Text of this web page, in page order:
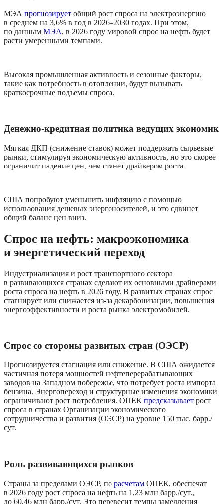
МЭА прогнозирует общий рост спроса на электроэнергию
в среднем на 3,6% в год в 2026–2030 годах. При этом,
по данным МЭА, в 2026 году мировой спрос на нефть будет
расти умеренными темпами.
Высокая промышленная активность и сезонные факторы,
такие как потребность в отоплении, будут вызывать
краткосрочные подъемы спроса.
Денежно-кредитная политика ведущих экономик
Мягкая ДКП (снижение ставок) может поддержать сырьевые
рынки, стимулируя экономическую активность, но это скорее
ограничит падение цен, чем станет драйвером роста.
США попробуют уменьшить инфляцию с помощью
использования дешевых энергоносителей, и это сдвинет
общий баланс цен вниз.
Спрос на нефть: макроэкономика
и энергетический переход
Индустриализация и рост транспортного сектора
в развивающихся странах сделают их основными драйверами
роста спроса на нефть в 2026 году. В развитых странах спрос
стагнирует или снижается из-за декарбонизации, повышения
энергоэффективности и роста рынка электромобилей.
Спрос со стороны развитых стран (ОЭСР)
Прогнозируется стагнация или снижение. В США ожидается
частичная потеря мощностей нефтеперерабатывающих
заводов на Западном побережье, что потребует роста импорта
бензина. Энергопереход и структурные изменения экономики
ограничивают рост потребления. ОПЕК предсказывает рост
спроса в странах Организации экономического
сотрудничества и развития (ОЭСР) на уровне 150 тыс. барр./
сут.
Роль развивающихся рынков
Страны за пределами ОЭСР, по расчетам ОПЕК, обеспечат
в 2026 году рост спроса на нефть на 1,23 млн барр./сут.,
до 60,46 млн барр./сут. Это перевесит темпы замедления